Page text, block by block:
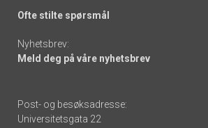
Ofte stilte spørsmål
Nyhetsbrev:
Meld deg på våre nyhetsbrev
Post- og besøksadresse:
Universitetsgata 22